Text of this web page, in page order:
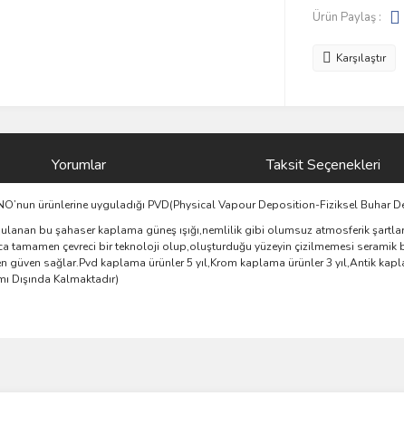
Ürün Paylaş :
Karşılaştır
Yorumlar Taksit Seçenekleri
ürünlerine uyguladığı PVD(Physical Vapour Deposition-Fiziksel Buhar
bu şahaser kaplama güneş ışığı,nemlilik gibi olumsuz atmosferik
tamamen çevreci bir teknoloji olup,oluşturduğu yüzeyin çizilmemesi
güven sağlar.Pvd kaplama ürünler 5 yıl,Krom kaplama ürünler 3 yıl,Antik
Dışında Kalmaktadır)